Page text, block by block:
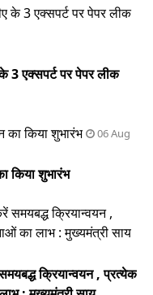
3 एक्सपर्ट पर पेपर लीक
06 Aug
किया शुभारंभ
क्रियान्वयन , प्रत्येक